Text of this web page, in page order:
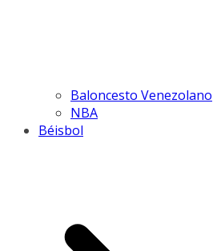
Baloncesto Venezolano
NBA
Béisbol